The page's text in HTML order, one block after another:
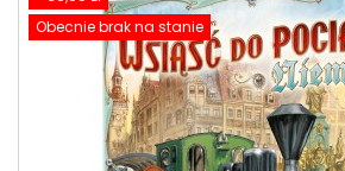
Obecnie brak na stanie